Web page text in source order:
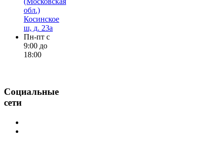
обл.)
Косинское
ш, д. 23а
Пн-пт с
9:00 до
18:00
Социальные
сети